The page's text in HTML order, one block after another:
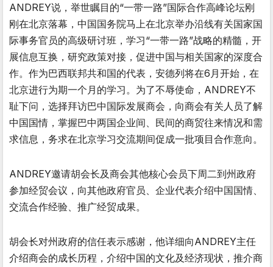
ANDREY说，举世瞩目的“一带一路”国际合作高峰论坛刚
刚在北京落幕，中国国务院马上在北京举办沿线有关国家国
际事务官员的高级研讨班，学习“一带一路”战略的精髓，开
展信息互换，研究政策对接，促进中国与相关国家的深度合
作。作为巴西联邦共和国的代表，安德列将在6月开始，在
北京进行为期一个月的学习。为了不辱使命，ANDREY不
耻下问，选择拜访巴中国际发展商会，向商会有关人员了解
中国国情，掌握巴中两国企业间、民间的商贸往来情况和需
求信息，务求在北京学习交流期间促成一批项目合作意向。
ANDREY邀请胡会长及商会其他核心会员下周二到州政府
参加经贸会议，向其他政府官员、企业代表介绍中国国情、
交流合作经验、推广经贸成果。
胡会长对州政府的信任表示感谢，他详细向ANDREY主任
介绍商会的成长历程，介绍中国的文化及经济现状，推介商